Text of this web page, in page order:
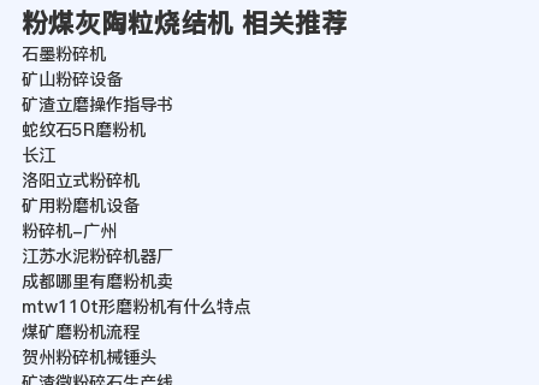
粉煤灰陶粒烧结机 相关推荐
石墨粉碎机
矿山粉碎设备
矿渣立磨操作指导书
蛇纹石5R磨粉机
长江
洛阳立式粉碎机
矿用粉磨机设备
粉碎机-广州
江苏水泥粉碎机器厂
成都哪里有磨粉机卖
mtw110t形磨粉机有什么特点
煤矿磨粉机流程
贺州粉碎机械锤头